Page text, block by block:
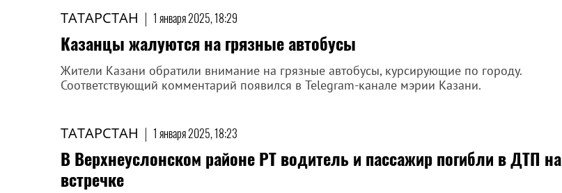
ТАТАРСТАН | 1 января 2025, 18:29
Казанцы жалуются на грязные автобусы
Жители Казани обратили внимание на грязные автобусы, курсирующие по городу.
Соответствующий комментарий появился в Telegram-канале мэрии Казани.
ТАТАРСТАН | 1 января 2025, 18:23
В Верхнеуслонском районе РТ водитель и пассажир погибли в ДТП на
встречке